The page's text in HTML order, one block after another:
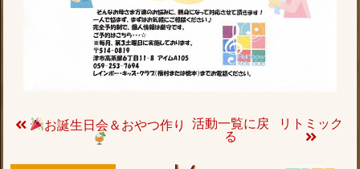
お誕生日会＆おやつ作り
活動一覧に戻
る
リトミック